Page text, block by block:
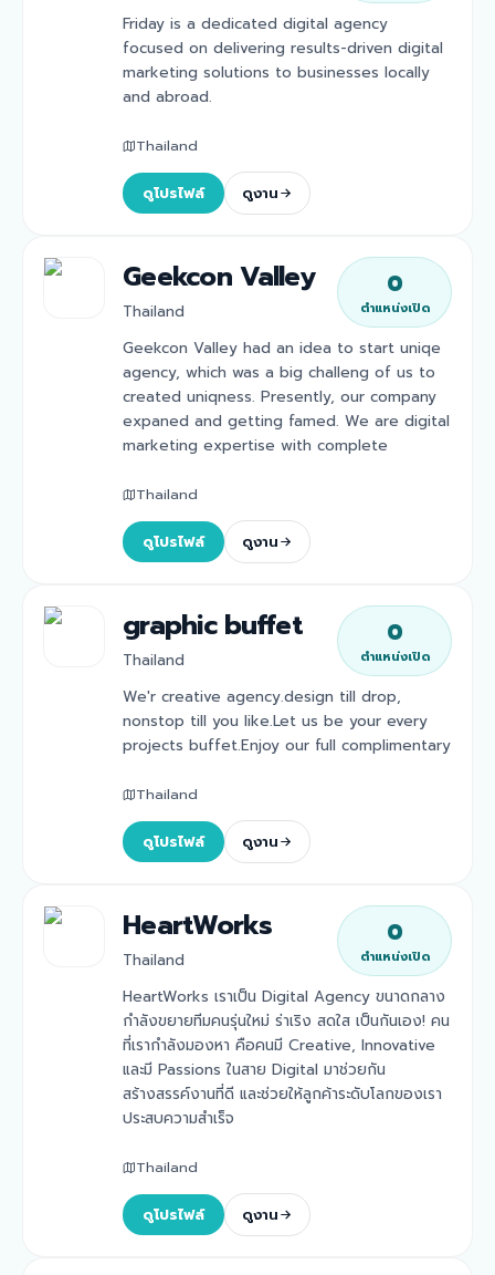
Friday is a dedicated digital agency
focused on delivering results-driven digital
marketing solutions to businesses locally
and abroad.
Thailand
ดูโปรไฟล์ ดูงาน
Geekcon Valley
Thailand
0
ตำแหน่งเปิด
Geekcon Valley had an idea to start uniqe
agency, which was a big challeng of us to
created uniqness. Presently, our company
expaned and getting famed. We are digital
marketing expertise with complete
Thailand
ดูโปรไฟล์ ดูงาน
graphic buffet
Thailand
0
ตำแหน่งเปิด
We'r creative agency.design till drop,
nonstop till you like.Let us be your every
projects buffet.Enjoy our full complimentary
Thailand
ดูโปรไฟล์ ดูงาน
HeartWorks
Thailand
0
ตำแหน่งเปิด
HeartWorks เราเป็น Digital Agency ขนาดกลาง
กำลังขยายทีมคนรุ่นใหม่ ร่าเริง สดใส เป็นกันเอง! คน
ที่เรากำลังมองหา คือคนมี Creative, Innovative
และมี Passions ในสาย Digital มาช่วยกัน
สร้างสรรค์งานที่ดี และช่วยให้ลูกค้าระดับโลกของเรา
ประสบความสำเร็จ
Thailand
ดูโปรไฟล์ ดูงาน